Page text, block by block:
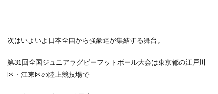
次はいよいよ日本全国から強豪達が集結する舞台。
第31回全国ジュニアラグビーフットボール大会は東京都の江戸川
区・江東区の陸上競技場で